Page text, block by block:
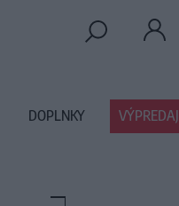
DOPLNKY VÝPREDAJ